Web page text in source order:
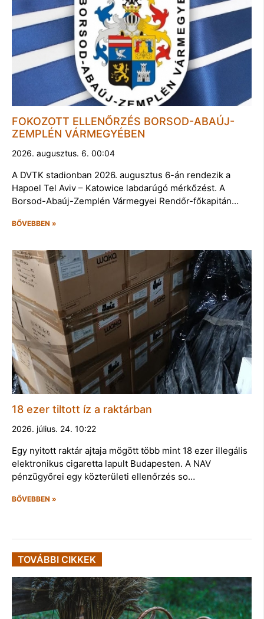
FOKOZOTT ELLENŐRZÉS BORSOD-ABAÚJ-
ZEMPLÉN VÁRMEGYÉBEN
2026. augusztus. 6. 00:04
A DVTK stadionban 2026. augusztus 6-án rendezik a
Hapoel Tel Aviv – Katowice labdarúgó mérkőzést. A
Borsod-Abaúj-Zemplén Vármegyei Rendőr-főkapitán…
BŐVEBBEN »
18 ezer tiltott íz a raktárban
2026. július. 24. 10:22
Egy nyitott raktár ajtaja mögött több mint 18 ezer illegális
elektronikus cigaretta lapult Budapesten. A NAV
pénzügyőrei egy közterületi ellenőrzés so…
BŐVEBBEN »
TOVÁBBI CIKKEK